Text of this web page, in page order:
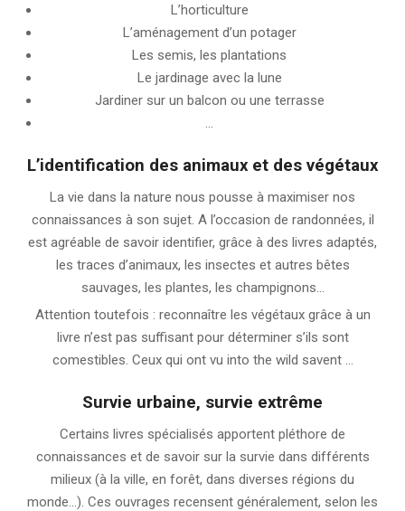
L’horticulture
L’aménagement d’un potager
Les semis, les plantations
Le jardinage avec la lune
Jardiner sur un balcon ou une terrasse
…
L’identification des animaux et des végétaux
La vie dans la nature nous pousse à maximiser nos
connaissances à son sujet. A l’occasion de randonnées, il
est agréable de savoir identifier, grâce à des livres adaptés,
les traces d’animaux, les insectes et autres bêtes
sauvages, les plantes, les champignons…
Attention toutefois : reconnaître les végétaux grâce à un
livre n’est pas suffisant pour déterminer s’ils sont
comestibles. Ceux qui ont vu into the wild savent …
Survie urbaine, survie extrême
Certains livres spécialisés apportent pléthore de
connaissances et de savoir sur la survie dans différents
milieux (à la ville, en forêt, dans diverses régions du
monde…). Ces ouvrages recensent généralement, selon les